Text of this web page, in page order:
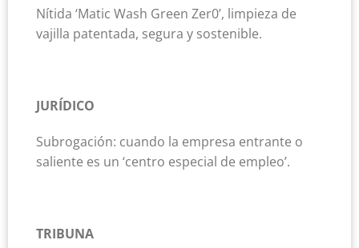
Nítida ‘Matic Wash Green Zer0’, limpieza de
vajilla patentada, segura y sostenible.
JURÍDICO
Subrogación: cuando la empresa entrante o
saliente es un ‘centro especial de empleo’.
TRIBUNA